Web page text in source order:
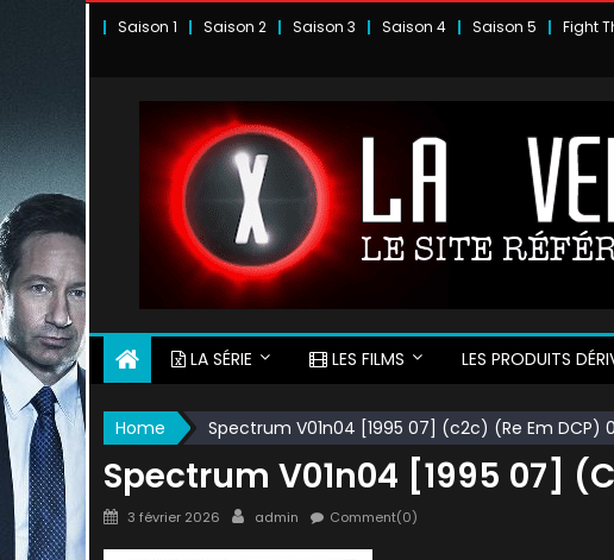
Saison 1 Saison 2 Saison 3 Saison 4 Saison 5 Fight
LA SÉRIE LES FILMS LES PRODUITS
Home Spectrum V01n04 [1995 07] (c2c) (Re Em DCP)
Spectrum V01n04 [1995 07]
Posted
3 février 2026 Author
admin Comment(0)